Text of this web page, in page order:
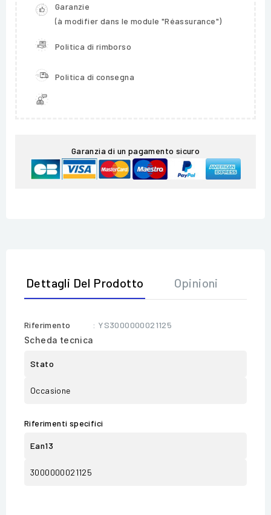
Garanzie
(à modifier dans le module "Réassurance")
Politica di rimborso
Politica di consegna
Garanzia di un pagamento sicuro
Dettagli Del Prodotto Opinioni
Riferimento
: YS3000000021125
Scheda tecnica
Stato
Occasione
Riferimenti specifici
Ean13
3000000021125